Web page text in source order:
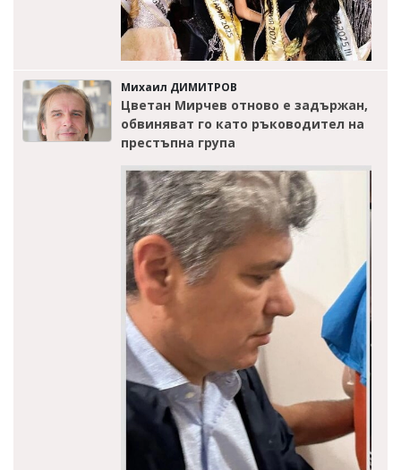
Михаил ДИМИТРОВ
Цветан Мирчев отново е задържан,
обвиняват го като ръководител на
престъпна група